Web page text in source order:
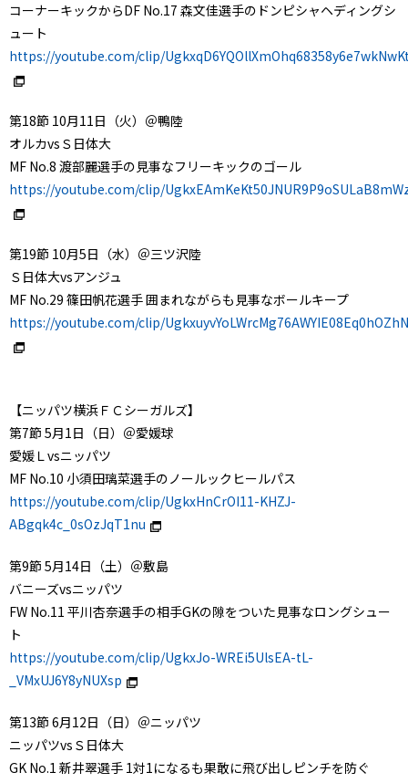
コーナーキックからDF No.17 森文佳選手のドンピシャヘディングシ
ュート
https://youtube.com/clip/
第18節 10月11日（火）＠鴨陸
オルカvsＳ日体大
MF No.8 渡部麗選手の見事なフリーキックのゴール
https://youtube.com/clip/
第19節 10月5日（水）＠三ツ沢陸
Ｓ日体大vsアンジュ
MF No.29 篠田帆花選手 囲まれながらも見事なボールキープ
https://youtube.com/clip/
【ニッパツ横浜ＦＣシーガルズ】
第7節 5月1日（日）＠愛媛球
愛媛Ｌvsニッパツ
MF No.10 小須田璃菜選手のノールックヒールパス
https://youtube.com/clip/UgkxHnCrOI11-KHZJ-
ABgqk4c_0sOzJqT1nu
第9節 5月14日（土）＠敷島
バニーズvsニッパツ
FW No.11 平川杏奈選手の相手GKの隙をついた見事なロングシュー
ト
https://youtube.com/clip/UgkxJo-WREi5UlsEA-tL-
_VMxUJ6Y8yNUXsp
第13節 6月12日（日）＠ニッパツ
ニッパツvsＳ日体大
GK No.1 新井翠選手 1対1になるも果敢に飛び出しピンチを防ぐ